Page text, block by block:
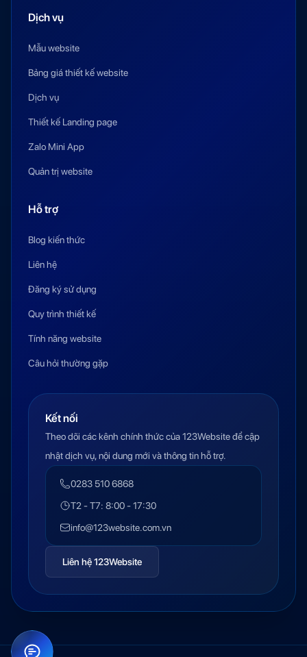
Dịch vụ
Mẫu website
Bảng giá thiết kế website
Dịch vụ
Thiết kế Landing page
Zalo Mini App
Quản trị website
Hỗ trợ
Blog kiến thức
Liên hệ
Đăng ký sử dụng
Quy trình thiết kế
Tính năng website
Câu hỏi thường gặp
Kết nối
Theo dõi các kênh chính thức của 123Website để cập
nhật dịch vụ, nội dung mới và thông tin hỗ trợ.
0283 510 6868
T2 - T7: 8:00 - 17:30
info@123website.com.vn
Liên hệ 123Website